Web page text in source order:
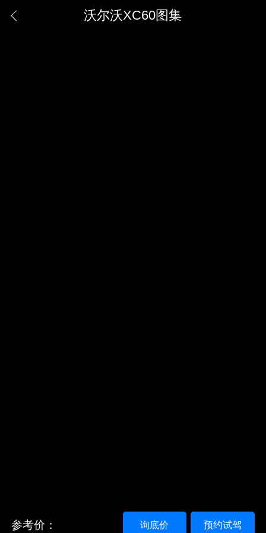
沃尔沃XC60图集
参考价： 预约试驾
询底价